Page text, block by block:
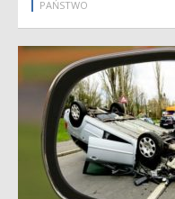
PAŃSTWO